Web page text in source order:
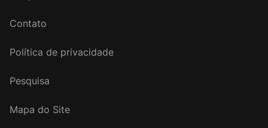
Contato
Política de privacidade
Pesquisa
Mapa do Site